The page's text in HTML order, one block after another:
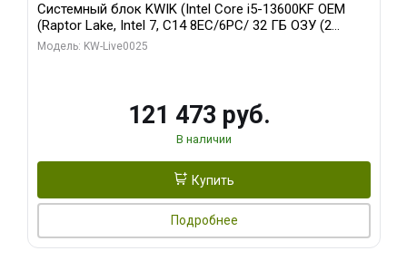
Системный блок KWIK (Intel Core i5-13600KF OEM
(Raptor Lake, Intel 7, C14 8EC/6PC/ 32 ГБ ОЗУ (2
модуля)/ Gigabyte RTX5060 WINDFORCE OC 8GB
Модель: KW-Live0025
121 473 руб.
В наличии
Купить
Подробнее